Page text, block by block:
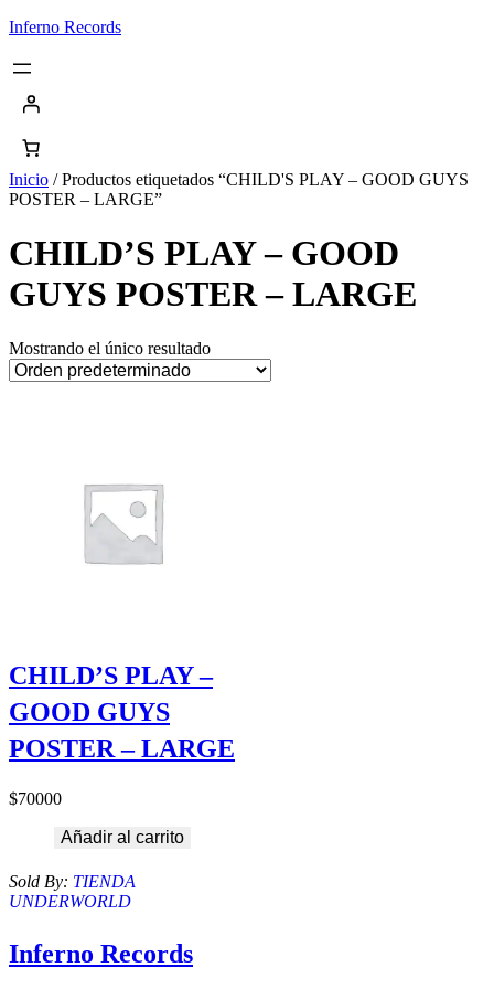
Saltar
contenido
Inferno Records
Inicio / Productos etiquetados “CHILD'S PLAY – GOOD GUYS
POSTER – LARGE”
CHILD’S PLAY – GOOD
GUYS POSTER – LARGE
Mostrando el único resultado
CHILD’S PLAY –
GOOD GUYS
POSTER – LARGE
$70000
Añadir al carrito
Sold By: TIENDA
UNDERWORLD
Inferno Records